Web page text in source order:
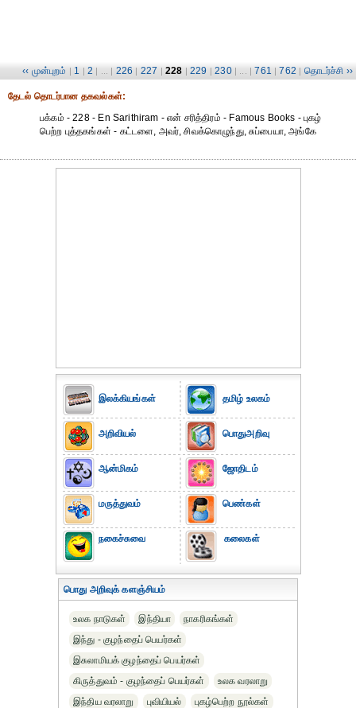
‹‹ முன்புறம் | 1 | 2 | ... | 226 | 227 | 228 | 229 | 230 | ... | 761 | 762 | தொடர்ச்சி ››
தேட‌ல் தொட‌ர்பான தகவ‌ல்க‌ள்:
பக்கம் - 228 - En Sarithiram - என் சரித்திரம் - Famous Books - புகழ்
பெற்ற புத்தகங்கள் - கட்டளை, அவர், சிவக்கொழுந்து, சுப்பையா, அங்கே
இலக்கியங்கள்
அறிவியல்
ஆன்மிகம்
மருத்துவம்
நகைச்சுவை
தமிழ் உலகம்
பொதுஅறிவு
ஜோதிடம்
பெண்கள்
கலைகள்
பொது அறிவுக் களஞ்சியம்
உலக நாடுகள் இந்தியா
நாகரிகங்கள்
இந்து - குழந்தைப் பெயர்கள்
இசுலாமியக் குழந்தைப் பெயர்கள்
கிருத்துவம் - குழந்தைப் பெயர்கள்
உலக வரலாறு
இந்திய வரலாறு
புவியியல்
புகழ்பெற்ற நூல்கள்